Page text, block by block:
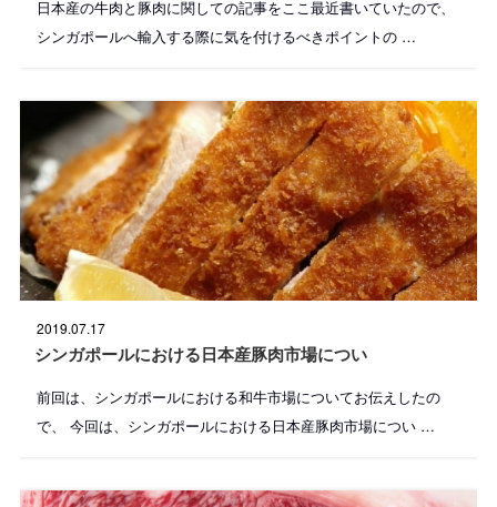
日本産の牛肉と豚肉に関しての記事をここ最近書いていたので、
シンガポールへ輸入する際に気を付けるべきポイントの …
投
稿
日
:
2019.07.17
シンガポールにおける日本産豚肉市場につい
前回は、シンガポールにおける和牛市場についてお伝えしたの
で、 今回は、シンガポールにおける日本産豚肉市場につい …